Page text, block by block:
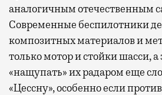
аналогичным отечественным
Современные беспилотники
композитных материалов и
только мотор и стойки шасси, а
«нащупать» их радаром еще
«Цессну», особенно если